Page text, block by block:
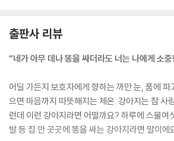
출판사 리뷰
“네가 아무 데나 똥을 싸더라도 너는 나에게 소
어딜 가든지 보호자에게 향하는 까만 눈, 품에
으면 마음까지 따뜻해지는 체온. 강아지는 참 사
런데 이런 강아지라면 어떨까요? 하루에 스물여
발 등 집 안 곳곳에 똥을 싸는 강아지라면 말이에